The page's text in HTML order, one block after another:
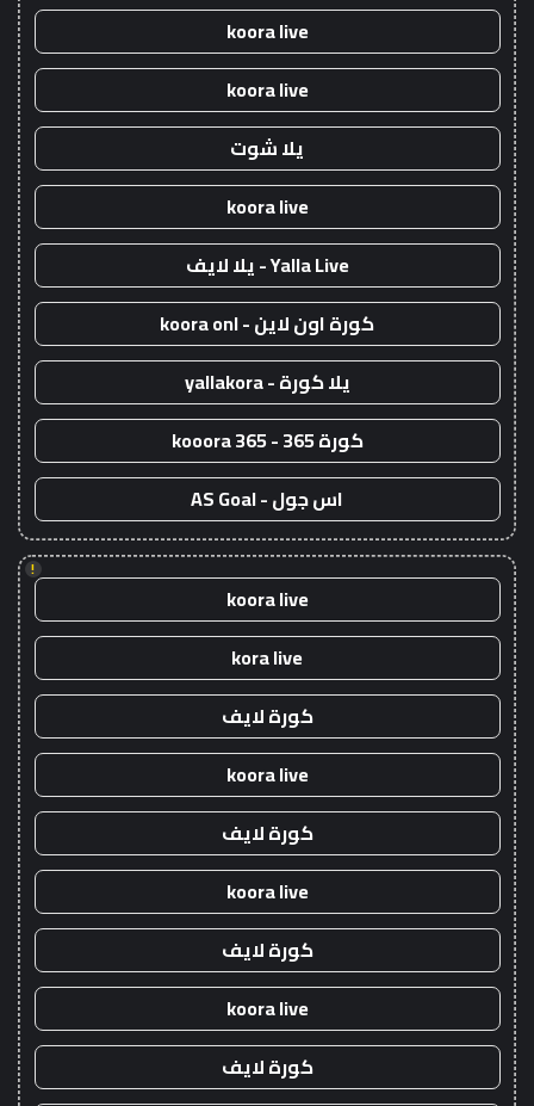
koora live
koora live
يلا شوت
koora live
Yalla Live - يلا لايف
كورة اون لاين - koora onl
يلا كورة - yallakora
كورة 365 - kooora 365
اس جول - AS Goal
!
koora live
kora live
كورة لايف
koora live
كورة لايف
koora live
كورة لايف
koora live
كورة لايف